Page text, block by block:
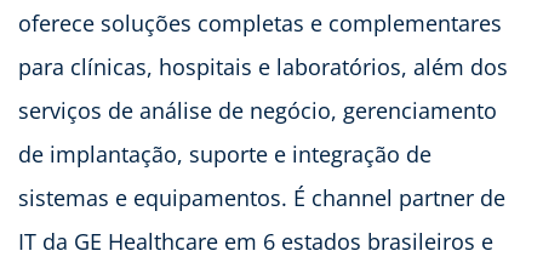
oferece soluções completas e complementares
para clínicas, hospitais e laboratórios, além dos
serviços de análise de negócio, gerenciamento
de implantação, suporte e integração de
sistemas e equipamentos. É channel partner de
IT da GE Healthcare em 6 estados brasileiros e